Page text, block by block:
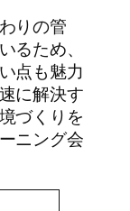
りの管
るため、
点も魅力
に解決す
づくりを
ニング会